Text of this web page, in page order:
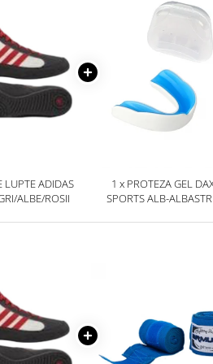
LUPTE ADIDAS
GRI/ALBE/ROSII
1 x PROTEZA GEL
SPORTS ALB-